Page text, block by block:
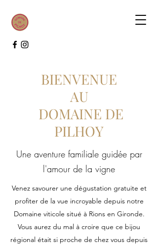
BIENVENUE
AU
DOMAINE DE
PILHOY
Une aventure familiale guidée par
l'amour de la vigne
Venez savourer une dégustation gratuite et
profiter de la vue incroyable depuis notre
Domaine viticole situé à Rions en Gironde.
Vous aurez du mal à croire que ce bijou
régional était si proche de chez vous depuis